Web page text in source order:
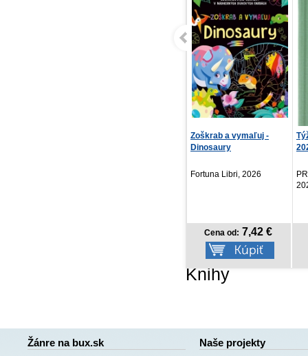
Týždenný diár Biella
2027, zelený, 15 x ...
PRESCOGROUP SK,
Cena od: 6,57 €
Knihy
Žánre na bux.sk Naše projekty